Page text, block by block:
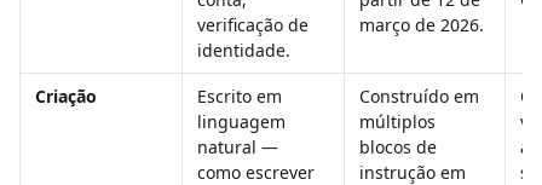
verificação de
identidade.
março de 2026.
Criação
Escrito em
linguagem
natural —
como escrever
Construído em
múltiplos
blocos de
instrução em